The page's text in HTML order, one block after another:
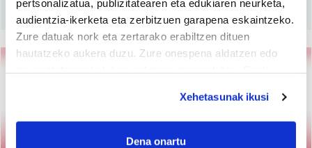
pertsonalizatua, publizitatearen eta edukiaren neurketa,
audientzia-ikerketa eta zerbitzuen garapena eskaintzeko.
Zure datuak nork eta zertarako erabiltzen dituen
hautatzeko aukera duzu. Zure onespena aldatzen edo
If you allow, we would also like to:
Collect information about your geographical
Xehetasunak ikusi
Dena onartu